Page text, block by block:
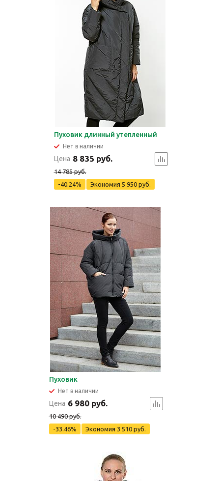
Пуховик длинный утепленный
Нет в наличии
Цена 8 835 руб.
14 785 руб.
-40.24%
Экономия 5 950 руб.
Пуховик
Нет в наличии
Цена 6 980 руб.
10 490 руб.
-33.46%
Экономия 3 510 руб.